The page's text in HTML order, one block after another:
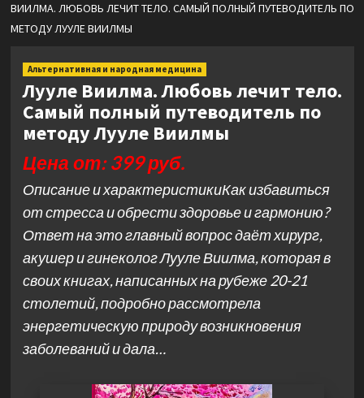
ВИИЛМА. ЛЮБОВЬ ЛЕЧИТ ТЕЛО. САМЫЙ ПОЛНЫЙ ПУТЕВОДИТЕЛЬ ПО
МЕТОДУ ЛУУЛЕ ВИИЛМЫ
Альтернативная и народная медицина
Лууле Виилма. Любовь лечит тело.
Самый полный путеводитель по
методу Лууле Виилмы
Цена от: 399 руб.
Описание и характеристикиКак избавиться
от стресса и обрести здоровье и гармонию?
Ответ на это главный вопрос даёт хирург,
акушер и гинеколог Лууле Виилма, которая в
своих книгах, написанных на рубеже 20-21
столетий, подробно рассмотрела
энергетическую природу возникновения
заболеваний и дала…